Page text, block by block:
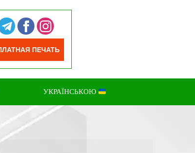
ПЕЧАТЬ
УКРАЇНСЬКОЮ